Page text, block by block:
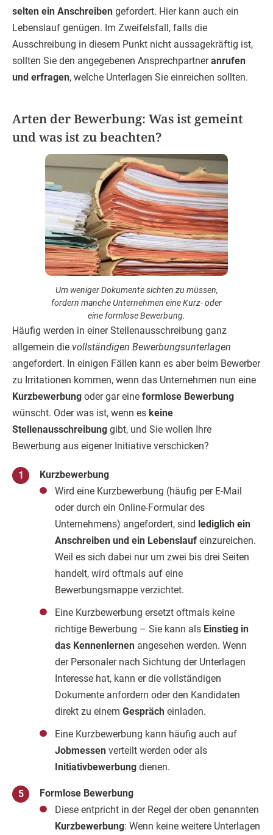
selten ein Anschreiben gefordert. Hier kann auch ein
Lebenslauf genügen. Im Zweifelsfall, falls die
Ausschreibung in diesem Punkt nicht aussagekräftig ist,
sollten Sie den angegebenen Ansprechpartneranrufen
und erfragen, welche Unterlagen Sie einreichen sollten.
Arten der Bewerbung: Was ist gemeint
und was ist zu beachten?
Um weniger Dokumente sichten zu müssen,
fordern manche Unternehmen eine Kurz- oder
eine formlose Bewerbung.
Häufig werden in einer Stellenausschreibung ganz
allgemein die vollständigen Bewerbungsunterlagen
angefordert. In einigen Fällen kann es aber beim Bewerber
zu Irritationen kommen, wenn das Unternehmen nun eine
Kurzbewerbung oder gar eine formlose Bewerbung
wünscht. Oder was ist, wenn es keine
Stellenausschreibung gibt, und Sie wollen Ihre
Bewerbung aus eigener Initiative verschicken?
Kurzbewerbung
Wird eine Kurzbewerbung (häufig per E-Mail
oder durch ein Online-Formular des
Unternehmens) angefordert, sind lediglich ein
Anschreiben und ein Lebenslauf einzureichen.
Weil es sich dabei nur um zwei bis drei Seiten
handelt, wird oftmals auf eine
Bewerbungsmappe verzichtet.
Eine Kurzbewerbung ersetzt oftmals keine
richtige Bewerbung – Sie kann als Einstieg in
das Kennenlernen angesehen werden. Wenn
der Personaler nach Sichtung der Unterlagen
Interesse hat, kann er die vollständigen
Dokumente anfordern oder den Kandidaten
direkt zu einem Gespräch einladen.
Eine Kurzbewerbung kann häufig auch auf
Jobmessen verteilt werden oder als
Initiativbewerbung dienen.
Formlose Bewerbung
Diese entpricht in der Regel der oben genannten
Kurzbewerbung: Wenn keine weitere Unterlagen